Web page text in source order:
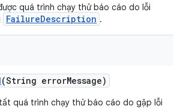
quá trình chạy thử báo cáo do lỗi
FailureDescription .
(String errorMessage)
quá trình chạy thử báo cáo do gặp lỗi